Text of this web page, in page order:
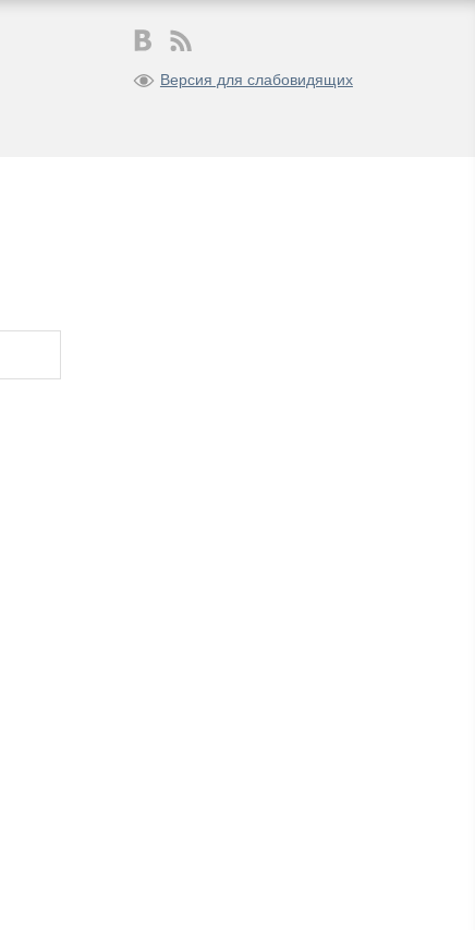
Версия для слабовидящих